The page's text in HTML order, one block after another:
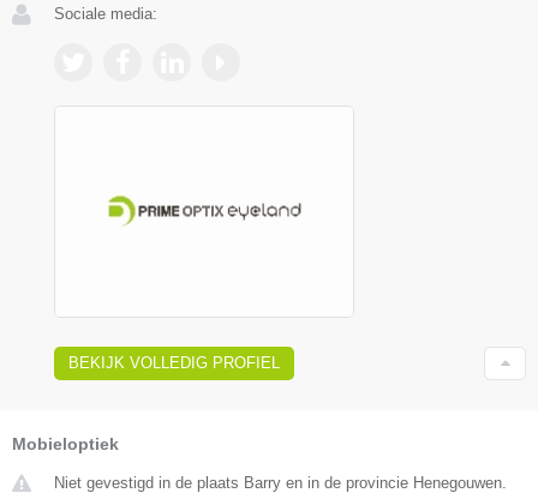
Sociale media:
BEKIJK VOLLEDIG PROFIEL
Mobieloptiek
Niet gevestigd in de plaats Barry en in de provincie Henegouwen.